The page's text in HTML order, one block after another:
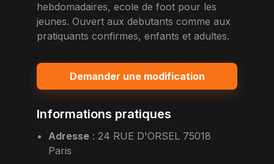
hebdomadaires, ecole de foot pour les
jeunes. Ouvert aux debutants comme aux
pratiquants confirmes, enfants et adultes.
Demander une modification
Informations pratiques
Adresse :24 RUE D'ORSEL 75018
Paris